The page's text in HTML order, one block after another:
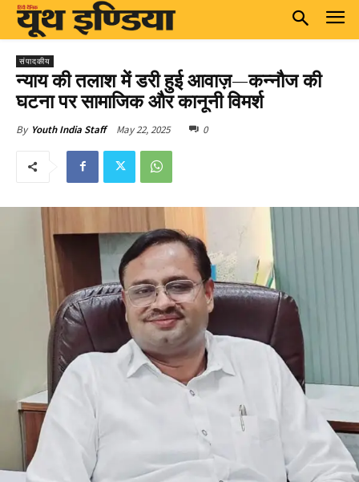
संपादकीय
न्याय की तलाश में डरी हुई आवाज़—कन्नौज की
घटना पर सामाजिक और कानूनी विमर्श
By Youth India Staff May 22, 2025 0